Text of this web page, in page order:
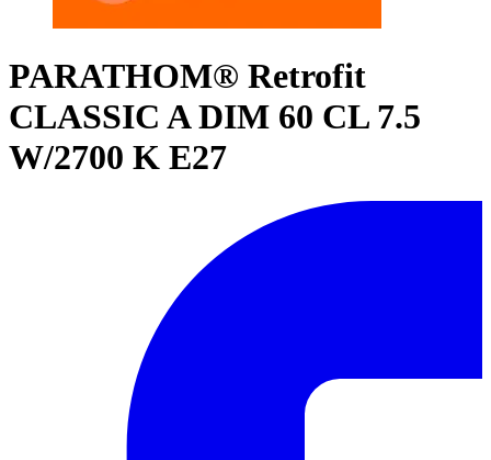
PARATHOM® Retrofit
CLASSIC A DIM 60 CL 7.5
W/2700 K E27